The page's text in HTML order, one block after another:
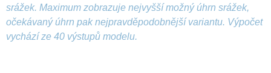
srážek. Maximum zobrazuje nejvyšší možný úhrn srážek,
očekávaný úhrn pak nejpravděpodobnější variantu. Výpočet
vychází ze 40 výstupů modelu.